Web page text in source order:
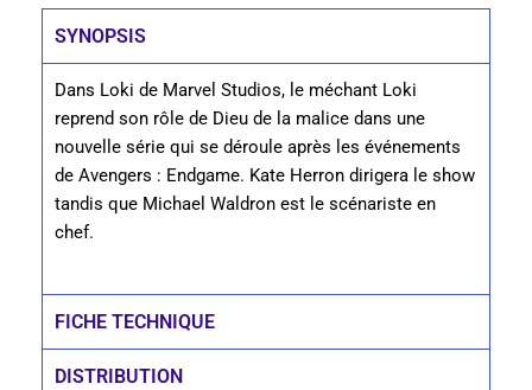
SYNOPSIS
Dans Loki de Marvel Studios, le méchant Loki
reprend son rôle de Dieu de la malice dans une
nouvelle série qui se déroule après les événements
de Avengers : Endgame. Kate Herron dirigera le show
tandis que Michael Waldron est le scénariste en
chef.
FICHE TECHNIQUE
DISTRIBUTION